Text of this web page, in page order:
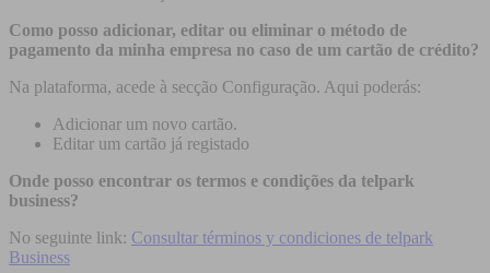
Como posso adicionar, editar ou eliminar o método de
pagamento da minha empresa no caso de um cartão de crédito?
Na plataforma, acede à secção Configuração. Aqui poderás:
Adicionar um novo cartão.
Editar um cartão já registado
Onde posso encontrar os termos e condições da telpark
business?
No seguinte link: Consultar términos y condiciones de telpark
Business